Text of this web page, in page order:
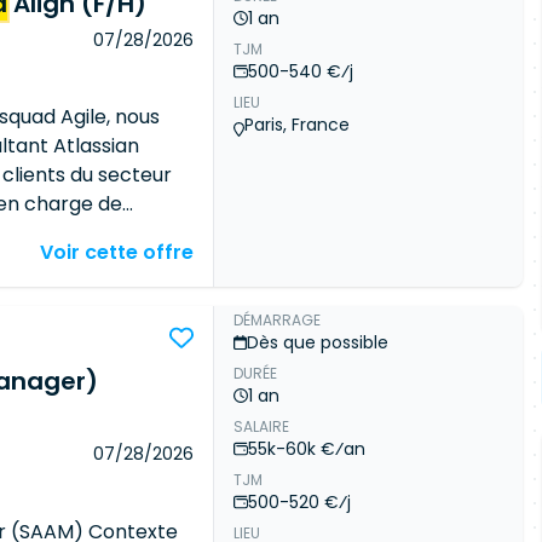
régression lors
07/28/2026
Agile, nous
Atlassian
du secteur
charge de
l'échelle. Vous
les
En tant que
référent
Cloud et
le
de la
des
Voir cette offre
1 an
TJM
500-540 €⁄j
LIEU
Paris, France
07/28/2026
(SAAM) Contexte
DÉMARRAGE
Dès que possible
DURÉE
1 an
SALAIRE
55k-60k €⁄an
TJM
500-520 €⁄j
LIEU